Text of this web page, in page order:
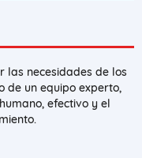
las necesidades de los
de un equipo experto,
efectivo y el